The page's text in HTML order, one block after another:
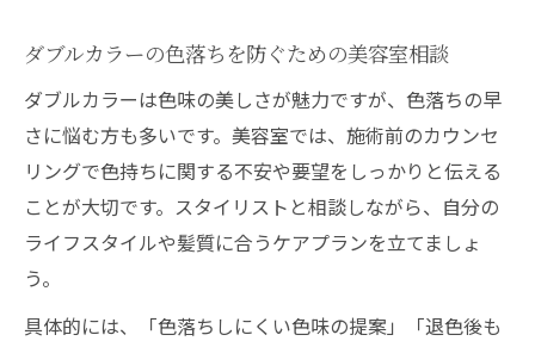
ダブルカラーの色落ちを防ぐための美容室相談
ダブルカラーは色味の美しさが魅力ですが、色落ちの早
さに悩む方も多いです。美容室では、施術前のカウンセ
リングで色持ちに関する不安や要望をしっかりと伝える
ことが大切です。スタイリストと相談しながら、自分の
ライフスタイルや髪質に合うケアプランを立てましょ
う。
具体的には、「色落ちしにくい色味の提案」「退色後も